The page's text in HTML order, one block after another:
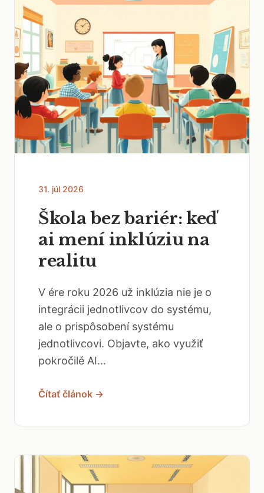
31. júl 2026
Škola bez bariér: keď
ai mení inklúziu na
realitu
V ére roku 2026 už inklúzia nie je o
integrácii jednotlivcov do systému,
ale o prispôsobení systému
jednotlivcovi. Objavte, ako využiť
pokročilé AI...
Čítať článok →